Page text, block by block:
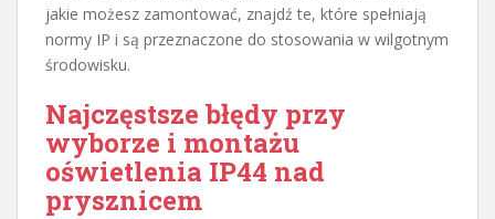
jakie możesz zamontować, znajdź te, które spełniają
normy IP i są przeznaczone do stosowania w wilgotnym
środowisku.
Najczęstsze błędy przy
wyborze i montażu
oświetlenia IP44 nad
prysznicem